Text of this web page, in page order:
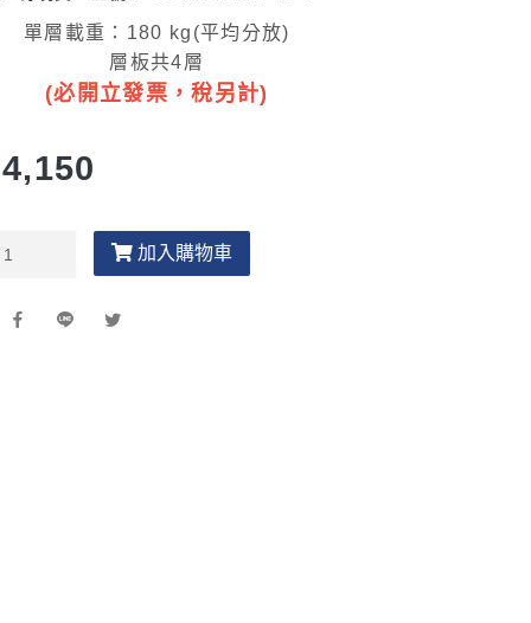
單層載重：180 kg(平均分放)
層板共4層
(必開立發票，稅另計)
加入購物車